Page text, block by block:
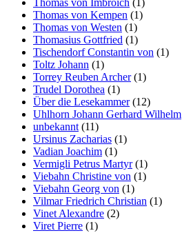
Thomas von Kempen (1)
Thomas von Westen (1)
Thomasius Gottfried (1)
Tischendorf Constantin von (1)
Toltz Johann (1)
Torrey Reuben Archer(1)
Trudel Dorothea (1)
Über die Lesekammer(12)
Uhlhorn Johann Gerhard Wilhelm
unbekannt (11)
Ursinus Zacharias (1)
Vadian Joachim (1)
Vermigli Petrus Martyr(1)
Viebahn Christine von (1)
Viebahn Georg von (1)
Vilmar Friedrich Christian (1)
Vinet Alexandre (2)
Viret Pierre (1)